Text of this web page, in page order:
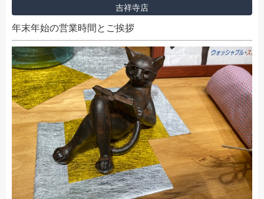
吉祥寺店
年末年始の営業時間とご挨拶